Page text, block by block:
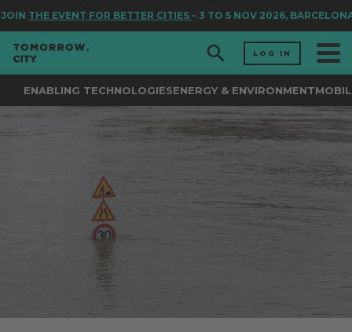
THE EVENT FOR BETTER CITIES– 3 TO 5 NOV 2026, BARCELONA
LOG IN
ENABLING TECHNOLOGIESENERGY & ENVIRONMENT